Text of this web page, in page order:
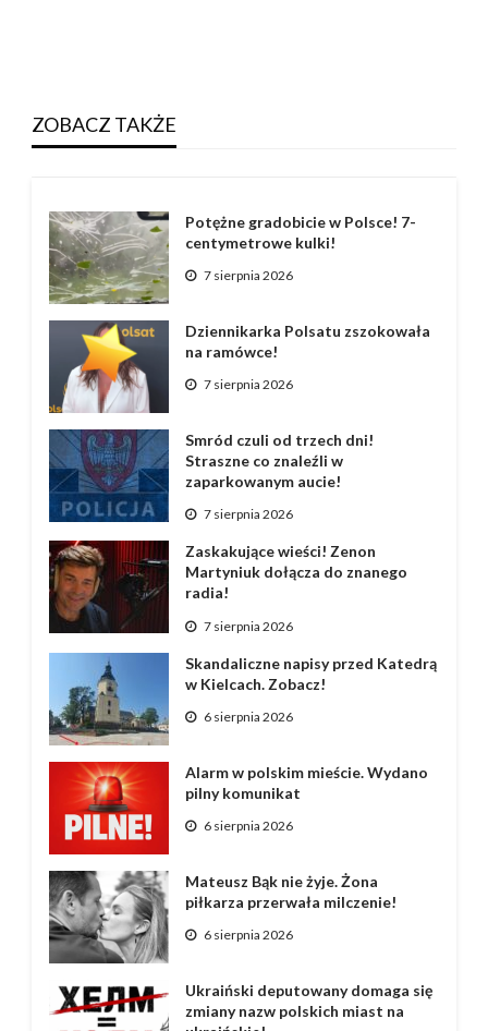
ZOBACZ TAKŻE
Potężne gradobicie w Polsce! 7-
centymetrowe kulki!
7 sierpnia 2026
Dziennikarka Polsatu zszokowała
na ramówce!
7 sierpnia 2026
Smród czuli od trzech dni!
Straszne co znaleźli w
zaparkowanym aucie!
7 sierpnia 2026
Zaskakujące wieści! Zenon
Martyniuk dołącza do znanego
radia!
7 sierpnia 2026
Skandaliczne napisy przed Katedrą
w Kielcach. Zobacz!
6 sierpnia 2026
Alarm w polskim mieście. Wydano
pilny komunikat
6 sierpnia 2026
Mateusz Bąk nie żyje. Żona
piłkarza przerwała milczenie!
6 sierpnia 2026
Ukraiński deputowany domaga się
zmiany nazw polskich miast na